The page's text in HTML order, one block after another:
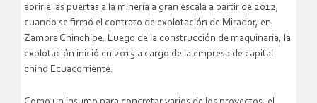
abrirle las puertas a la minería a gran escala a partir de 2012,
cuando se firmó el contrato de explotación de Mirador, en
Zamora Chinchipe. Luego de la construcción de maquinaria, la
explotación inició en 2015 a cargo de la empresa de capital
chino Ecuacorriente.